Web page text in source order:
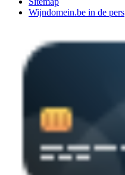
Wijndomein.be in de pers